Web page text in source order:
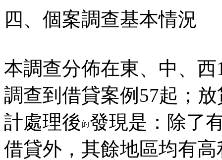
四、個案調查基本情況
本調查分佈在東、中、
調查到借貸案例57起；
計處理後 發現是：除了
借貸外，其餘地區均有